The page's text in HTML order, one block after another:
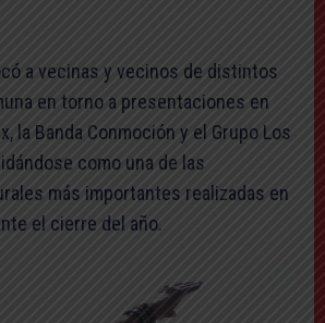
a vecinas y vecinos de distintos
en torno a presentaciones en
la Banda Conmoción y el Grupo Los
como una de las
más importantes realizadas en
el cierre del año.